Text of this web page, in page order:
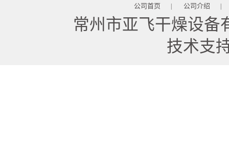
公司首页 | 公司介绍 |
常州市亚飞干燥设备
技术支